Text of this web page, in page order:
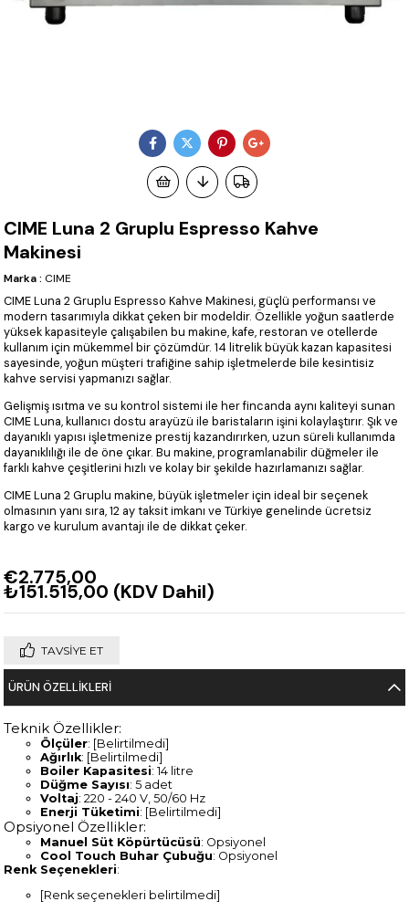
CIME Luna 2 Gruplu Espresso Kahve
Makinesi
Marka : CIME
CIME Luna 2 Gruplu Espresso Kahve Makinesi, güçlü performansı ve
modern tasarımıyla dikkat çeken bir modeldir. Özellikle yoğun saatlerde
yüksek kapasiteyle çalışabilen bu makine, kafe, restoran ve otellerde
kullanım için mükemmel bir çözümdür. 14 litrelik büyük kazan kapasitesi
sayesinde, yoğun müşteri trafiğine sahip işletmelerde bile kesintisiz
kahve servisi yapmanızı sağlar.
Gelişmiş ısıtma ve su kontrol sistemi ile her fincanda aynı kaliteyi sunan
CIME Luna, kullanıcı dostu arayüzü ile baristaların işini kolaylaştırır. Şık ve
dayanıklı yapısı işletmenize prestij kazandırırken, uzun süreli kullanımda
dayanıklılığı ile de öne çıkar. Bu makine, programlanabilir düğmeler ile
farklı kahve çeşitlerini hızlı ve kolay bir şekilde hazırlamanızı sağlar.
CIME Luna 2 Gruplu makine, büyük işletmeler için ideal bir seçenek
olmasının yanı sıra, 12 ay taksit imkanı ve Türkiye genelinde ücretsiz
kargo ve kurulum avantajı ile de dikkat çeker.
€2.775,00
₺151.515,00 (KDV Dahil)
TAVSIYE ET
ÜRÜN ÖZELLIKLERI
Teknik Özellikler:
Ölçüler: [Belirtilmedi]
Ağırlık: [Belirtilmedi]
Boiler Kapasitesi: 14 litre
Düğme Sayısı: 5 adet
Voltaj: 220 - 240 V, 50/60 Hz
Enerji Tüketimi: [Belirtilmedi]
Opsiyonel Özellikler:
Manuel Süt Köpürtücüsü: Opsiyonel
Cool Touch Buhar Çubuğu: Opsiyonel
Renk Seçenekleri:
[Renk seçenekleri belirtilmedi]